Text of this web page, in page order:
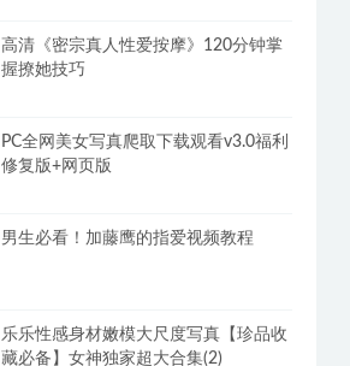
高清《密宗真人性爱按摩》120分钟掌
握撩她技巧
PC全网美女写真爬取下载观看v3.0福利
修复版+网页版
男生必看！加藤鹰的指爱视频教程
乐乐性感身材嫩模大尺度写真【珍品收
藏必备】女神独家超大合集(2)